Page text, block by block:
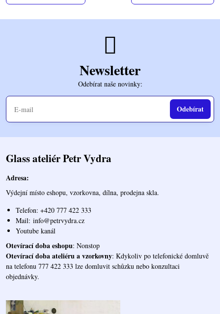
Newsletter
Odebírat naše novinky:
Odebírat
Glass ateliér Petr Vydra
Adresa:
Výdejní místo eshopu, vzorkovna, dílna, prodejna skla.
Telefon: +420 777 422 333
Mail: info@petrvydra.cz
Youtube kanál
Otevírací doba eshopu: Nonstop
Otevírací doba ateliéru a vzorkovny: Kdykoliv po telefonické domluvě
na telefonu 777 422 333 lze domluvit schůzku nebo konzultaci
objednávky.